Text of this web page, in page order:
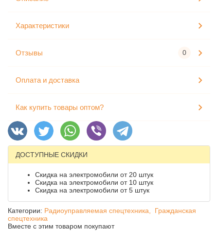
Характеристики
Отзывы 0
Оплата и доставка
Как купить товары оптом?
ДОСТУПНЫЕ СКИДКИ
Скидка на электромобили от 20 штук
Скидка на электромобили от 10 штук
Скидка на электромобили от 5 штук
Категории: Радиоуправляемая спецтехника,
Гражданская
спецтехника
Вместе с этим товаром покупают